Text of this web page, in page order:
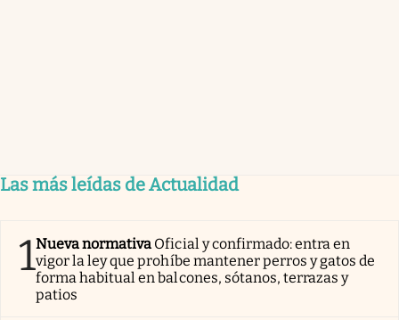
Las más leídas de Actualidad
1Nueva normativa Oficial y confirmado: entra en
vigor la ley que prohíbe mantener perros y gatos de
forma habitual en balcones, sótanos, terrazas y
patios